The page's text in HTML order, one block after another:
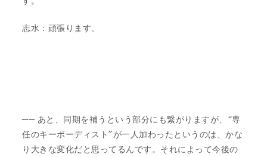
志水：頑張ります。
── あと、同期を補うという部分にも繋がりますが、“専
任のキーボーディスト”が一人加わったというのは、かな
り大きな変化だと思ってるんです。それによって今後の